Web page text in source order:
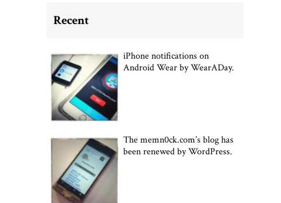
Recent
iPhone notifications on
Android Wear by WearADay.
The memn0ck.com’s blog has
been renewed by WordPress.